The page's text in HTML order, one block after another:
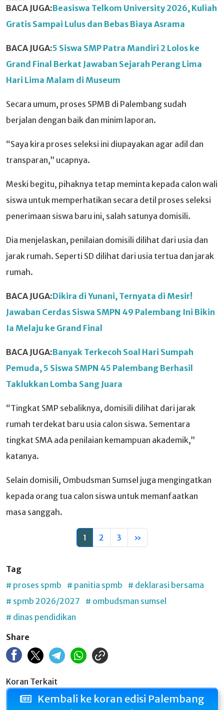
BACA JUGA:Beasiswa Telkom University 2026, Kuliah
Gratis Sampai Lulus dan Bebas Biaya Asrama
BACA JUGA:5 Siswa SMP Patra Mandiri 2 Lolos ke
Grand Final Berkat Jawaban Sejarah Perang Lima
Hari Lima Malam di Museum
Secara umum, proses SPMB di Palembang sudah
berjalan dengan baik dan minim laporan.
“Saya kira proses seleksi ini diupayakan agar adil dan
transparan,” ucapnya.
Meski begitu, pihaknya tetap meminta kepada calon wali
siswa untuk memperhatikan secara detil proses seleksi
penerimaan siswa baru ini, salah satunya domisili.
Dia menjelaskan, penilaian domisili dilihat dari usia dan
jarak rumah. Seperti SD dilihat dari usia tertua dan jarak
rumah.
BACA JUGA:Dikira di Yunani, Ternyata di Mesir!
Jawaban Cerdas Siswa SMPN 49 Palembang Ini Bikin
Ia Melaju ke Grand Final
BACA JUGA:Banyak Terkecoh Soal Hari Sumpah
Pemuda, 5 Siswa SMPN 45 Palembang Berhasil
Taklukkan Lomba Sang Juara
“Tingkat SMP sebaliknya, domisili dilihat dari jarak
rumah terdekat baru usia calon siswa. Sementara
tingkat SMA ada penilaian kemampuan akademik,”
katanya.
Selain domisili, Ombudsman Sumsel juga mengingatkan
kepada orang tua calon siswa untuk memanfaatkan
masa sanggah.
1 2 3 »
Tag
# proses spmb
# panitia spmb
# deklarasi bersama
# spmb 2026/2027
# ombudsman sumsel
# dinas pendidikan
Share
Koran Terkait
Kembali ke koran edisi Palembang